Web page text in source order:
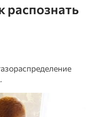
распознать